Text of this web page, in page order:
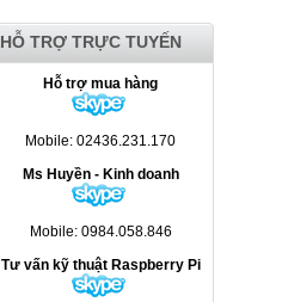
HỖ TRỢ TRỰC TUYẾN
Hỗ trợ mua hàng
Mobile: 02436.231.170
Ms Huyền - Kinh doanh
Mobile: 0984.058.846
Tư vấn kỹ thuật Raspberry Pi